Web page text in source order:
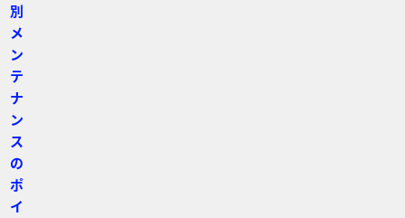
別
メ
ン
テ
ナ
ン
ス
の
ポ
イ